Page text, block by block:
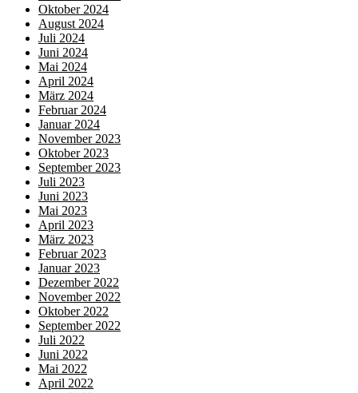
Oktober 2024
August 2024
Juli 2024
Juni 2024
Mai 2024
April 2024
März 2024
Februar 2024
Januar 2024
November 2023
Oktober 2023
September 2023
Juli 2023
Juni 2023
Mai 2023
April 2023
März 2023
Februar 2023
Januar 2023
Dezember 2022
November 2022
Oktober 2022
September 2022
Juli 2022
Juni 2022
Mai 2022
April 2022